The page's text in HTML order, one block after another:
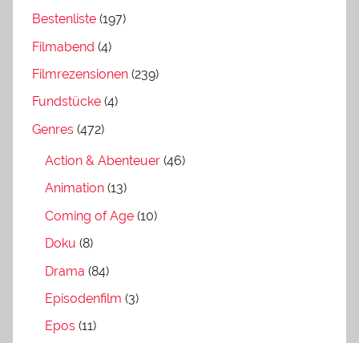
Bestenliste (197)
Filmabend (4)
Filmrezensionen (239)
Fundstücke (4)
Genres (472)
Action & Abenteuer (46)
Animation (13)
Coming of Age (10)
Doku (8)
Drama (84)
Episodenfilm (3)
Epos (11)